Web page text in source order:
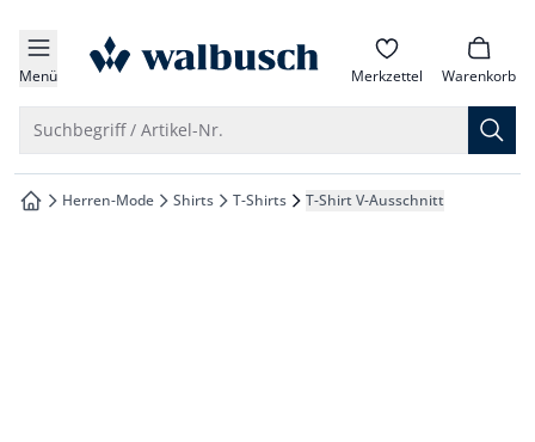
springen
springen
springen
springen
Menü zur Startseite Merkzettel Warenkorb
Suchbegriff / Artikel-Nr.
zur Startseite
Herren-Mode Shirts T-Shirts T-Shirt V-Ausschnitt